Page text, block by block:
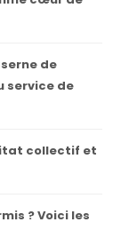
de
service de
collectif et
? Voici les